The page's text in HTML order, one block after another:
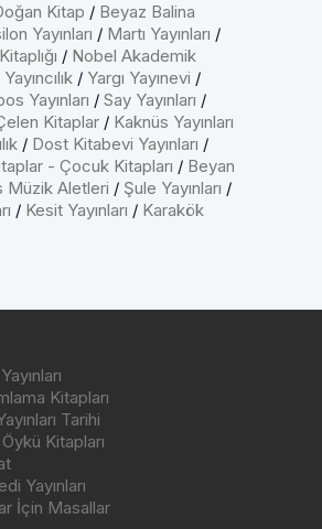
Kitap / Beyaz Balina
Yayınları / Martı Yayınları /
/ Nobel Akademik
/ Yargı Yayınevi /
Yayınları / Say Yayınları /
Kitaplar / Kaknüs Yayınları
/ Dost Kitabevi Yayınları /
- Çocuk Kitapları / Beyan
Müzik Aletleri / Şule Yayınları /
/ Kesit Yayınları / Karakök
Kitapları
Tarihi
Kitapları
Yayınları
İçin Masallar